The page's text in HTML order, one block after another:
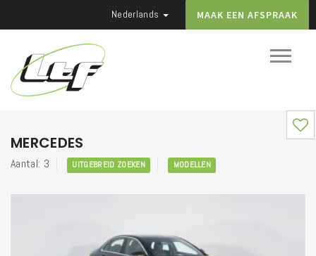
Nederlands MAAK EEN AFSPRAAK
MERCEDES
Aantal: 3 UITGEBREID ZOEKEN MODELLEN